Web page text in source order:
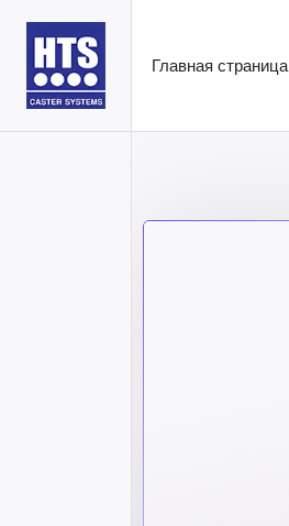
Главная страница